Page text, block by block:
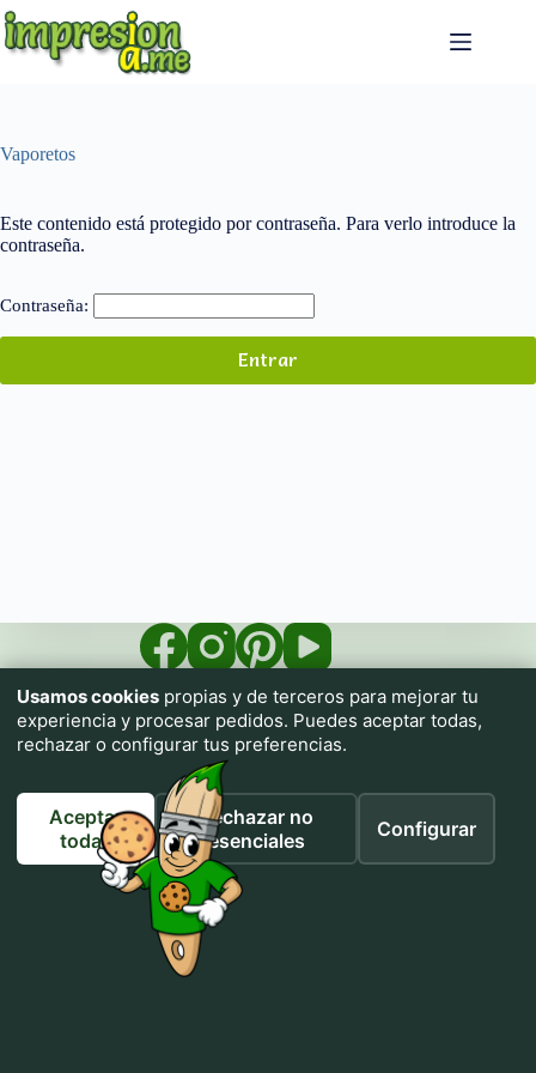
Saltar
al
contenido
Vaporetos
Este contenido está protegido por contraseña. Para verlo introduce la
contraseña.
Contraseña:
Impresiona.me pone a tu alcance una imprenta textil con
prendas de calidad para que personalices tu ropa sin necesidad
de conocimientos.
Utiliza nuestros tutoriales de IA para generar cualquier diseño
sin necesidad de conocimientos ni habilidades artísticas.
Si puedes describirlo, puedes crearlo.
Usamos cookies propias y de terceros para mejorar tu
experiencia y procesar pedidos. Puedes aceptar todas,
rechazar o configurar tus preferencias.
Aceptar
todas
Rechazar no
esenciales
Configurar